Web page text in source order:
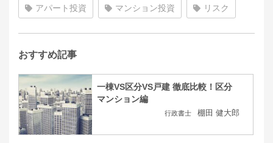
アパート投資 マンション投資 リスク
おすすめ記事
一棟VS区分VS戸建 徹底比較！区分
マンション編
行政書士 棚田 健大郎